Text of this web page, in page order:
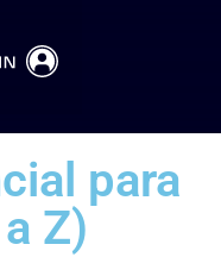
para
Z)